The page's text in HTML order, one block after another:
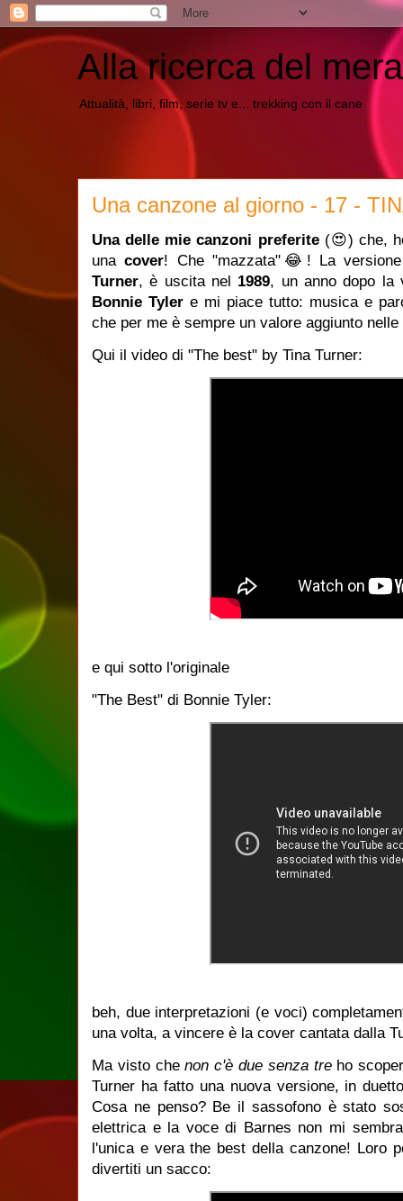
Alla ricerca del
Attualità, libri, film, serie tv e... trekking con il cane
Una canzone al giorno - 17 -
Una delle mie canzoni preferite(😍) che,
unacover! Che "mazzata"😂! La
Turner, è uscita nel 1989, un anno dopo la
Bonnie Tyler e mi piace tutto: musica e
che per me è sempre un valore aggiunto
Qui il video di "The best" by Tina Turner:
e qui sotto l'originale
"The Best" di Bonnie Tyler:
beh, due interpretazioni (e voci)
una volta, a vincere è la cover cantata dalla
Ma visto chenon c'è due senza tre ho
Turner ha fatto una nuova versione, in
Cosa ne penso? Be il sassofono è stato
elettrica e la voce di Barnes non mi
l'unica e vera the best della canzone! Loro
divertiti un sacco: